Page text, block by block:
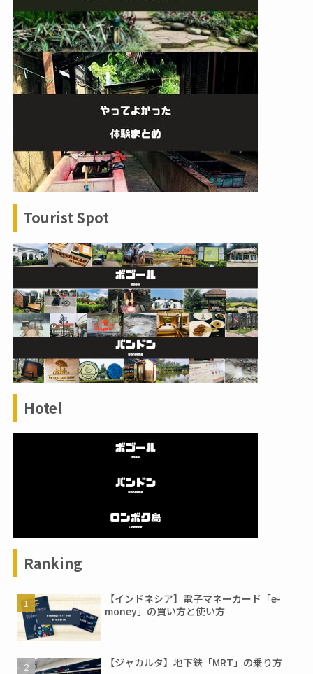
Tourist Spot
Hotel
Ranking
【インドネシア】電子マネーカード「e-
money」の買い方と使い方
【ジャカルタ】地下鉄「MRT」の乗り方